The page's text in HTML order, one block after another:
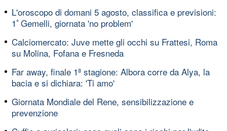
L'oroscopo di domani 5 agosto, classifica e previsioni:
1ﾟGemelli, giornata 'no problem'
Calciomercato: Juve mette gli occhi su Frattesi, Roma
su Molina, Fofana e Fresneda
Far away, finale 1ª stagione: Albora corre da Alya, la
bacia e si dichiara: 'Ti amo'
Giornata Mondiale del Rene, sensibilizzazione e
prevenzione